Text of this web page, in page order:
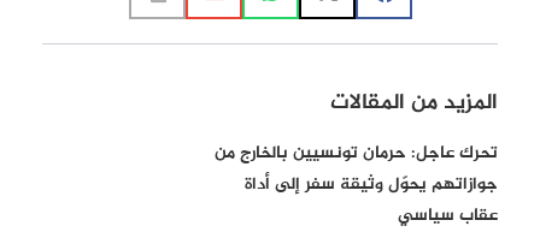
المزيد من المقالات
تحرك عاجل: حرمان تونسيين بالخارج من
جوازاتهم يحوّل وثيقة سفر إلى أداة
عقاب سياسي